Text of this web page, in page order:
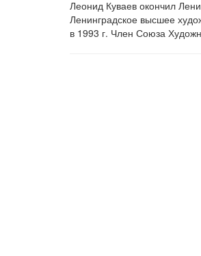
Леонид Куваев окончил
Ленинградское высшее
в 1993 г. Член Союза